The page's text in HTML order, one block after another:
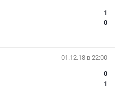
1
0
01.12.18 в 22:00
0
1